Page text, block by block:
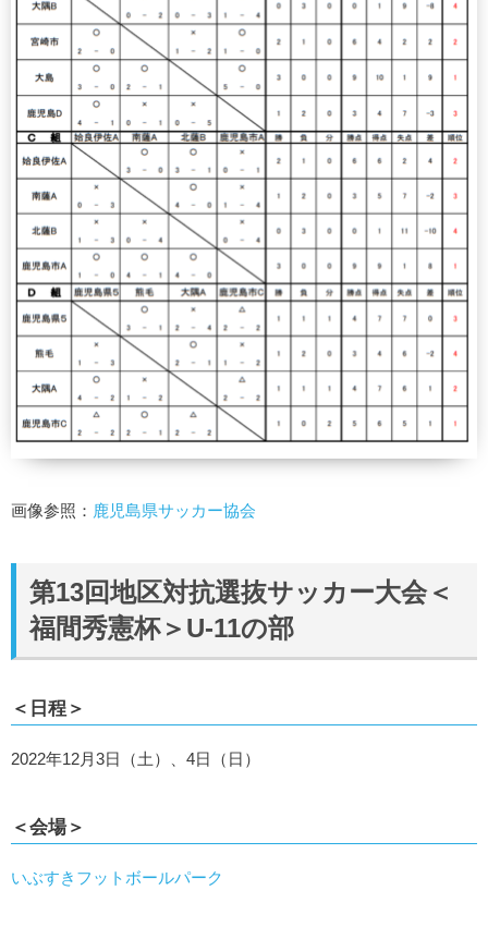
画像参照： 鹿児島県サッカー協会
第13回地区対抗選抜サッカー大会＜
福間秀憲杯＞U-11の部
＜日程＞
2022年12月3日（土）、4日（日）
＜会場＞
いぶすきフットボールパーク